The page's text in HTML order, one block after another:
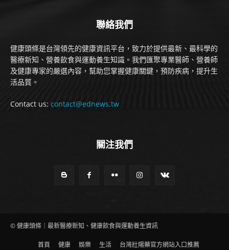
聯絡我們
健康頭條是台灣領先的健康資訊平台，致力於提供最新、最科學的
醫療新知、營養飲食與運動養生知識。我們匯聚專業醫師、營養師
及健康專家的嚴選內容，幫助您掌握健康關鍵，預防疾病，提升生
活品質。
Contact us: contact@ednews.tw
關注我們
© 健康頭條｜最新醫療新知、健康飲食與運動養生資訊
首頁 健康 娛樂 生活 台灣壯陽藥官方網站入口推薦